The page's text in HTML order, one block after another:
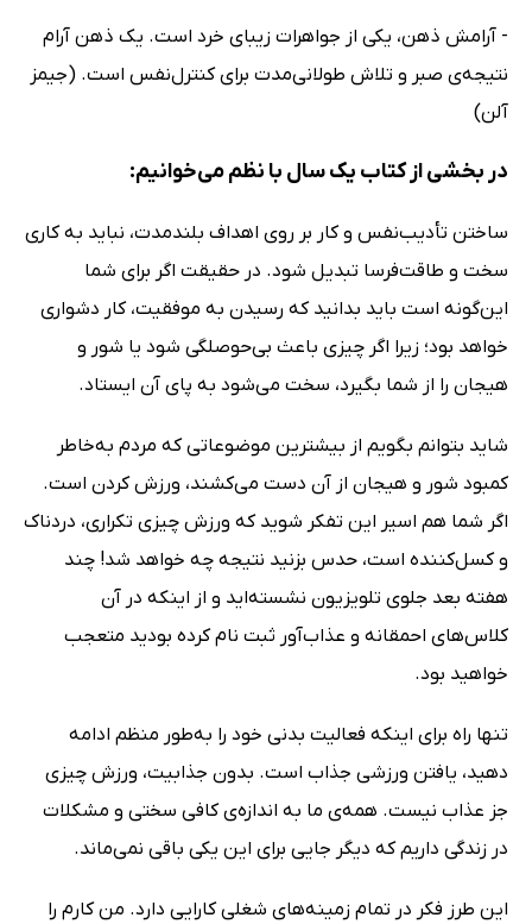
- آرامش ذهن، یکی از جواهرات زیبای خرد است. یک ذهن آرام
نتیجه‌ی صبر و تلاش طولانی‌مدت برای کنترل‌نفس است. (جیمز
آلن)
در بخشی از کتاب یک سال با نظم می‌خوانیم:
ساختن تأدیب‌نفس و کار بر روی اهداف بلندمدت، نباید به کاری
سخت و طاقت‌فرسا تبدیل شود. در حقیقت اگر برای شما
این‌گونه است باید بدانید که رسیدن به موفقیت، کار دشواری
خواهد بود؛ زیرا اگر چیزی باعث بی‌حوصلگی شود یا شور و
هیجان را از شما بگیرد، سخت می‌شود به پای آن ایستاد.
شاید بتوانم بگویم از بیشترین موضوعاتی که مردم به‌خاطر
کمبود شور و هیجان از آن دست می‌کشند، ورزش کردن است.
اگر شما هم اسیر این تفکر شوید که ورزش چیزی تکراری، دردناک
و کسل‌کننده است، حدس بزنید نتیجه چه خواهد شد! چند
هفته بعد جلوی تلویزیون نشسته‌اید و از اینکه در آن
کلاس‌های احمقانه و عذاب‌آور ثبت نام کرده بودید متعجب
خواهید بود.
تنها راه برای اینکه فعالیت بدنی خود را به‌طور منظم ادامه
دهید، یافتن ورزشی جذاب است. بدون جذابیت، ورزش چیزی
جز عذاب نیست. همه‌ی ما به اندازه‌ی کافی سختی و مشکلات
در زندگی داریم که دیگر جایی برای این یکی باقی نمی‌ماند.
این طرز فکر در تمام زمینه‌های شغلی کارایی دارد. من کارم را